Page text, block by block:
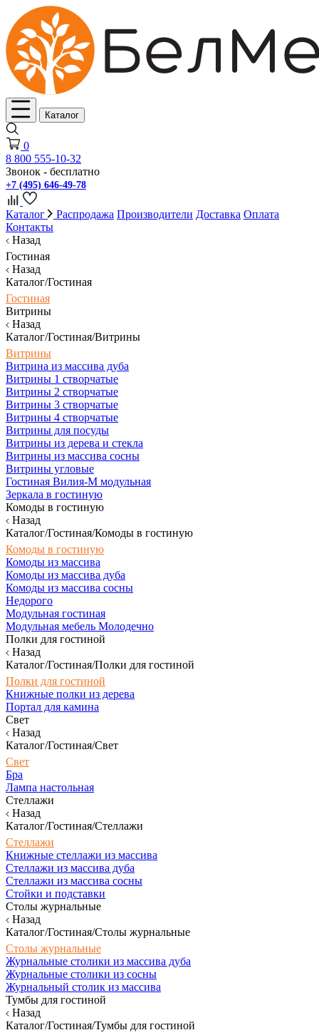
Каталог
0
8 800 555-10-32
Звонок - бесплатно
+7 (495) 646-49-78
Каталог Распродажа Производители Доставка Оплата
Контакты
Назад
Гостиная
Назад
Каталог/Гостиная
Гостиная
Витрины
Назад
Каталог/Гостиная/Витрины
Витрины
Витрина из массива дуба
Витрины 1 створчатые
Витрины 2 створчатые
Витрины 3 створчатые
Витрины 4 створчатые
Витрины для посуды
Витрины из дерева и стекла
Витрины из массива сосны
Витрины угловые
Гостиная Вилия-М модульная
Зеркала в гостиную
Комоды в гостиную
Назад
Каталог/Гостиная/Комоды в гостиную
Комоды в гостиную
Комоды из массива
Комоды из массива дуба
Комоды из массива сосны
Недорого
Модульная гостиная
Модульная мебель Молодечно
Полки для гостиной
Назад
Каталог/Гостиная/Полки для гостиной
Полки для гостиной
Книжные полки из дерева
Портал для камина
Свет
Назад
Каталог/Гостиная/Свет
Свет
Бра
Лампа настольная
Стеллажи
Назад
Каталог/Гостиная/Стеллажи
Стеллажи
Книжные стеллажи из массива
Стеллажи из массива дуба
Стеллажи из массива сосны
Стойки и подставки
Столы журнальные
Назад
Каталог/Гостиная/Столы журнальные
Столы журнальные
Журнальные столики из массива дуба
Журнальные столики из сосны
Журнальный столик из массива
Тумбы для гостиной
Назад
Каталог/Гостиная/Тумбы для гостиной